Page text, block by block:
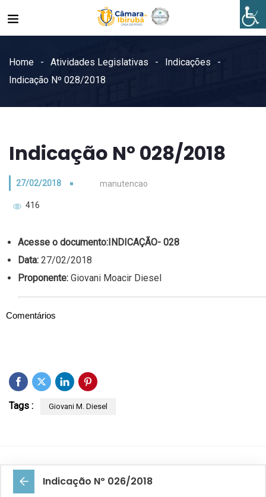
Home Atividades Legislativas
Indicações
Indicação Nº 028/2018
Indicação Nº 028/2018
27/02/2018 manutencao
416
Acesse o documento: INDICAÇÃO- 028
Data: 27/02/2018
Proponente: Giovani Moacir Diesel
Comentários
Tags : Giovani M. Diesel
Indicação Nº 026/2018